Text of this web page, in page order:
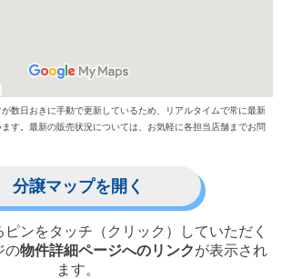
数日おきに手動で更新しているため、リアルタイムで常に最新
す。最新の販売状況については、お気軽に各担当店舗までお問
分譲マップを開く
ンをタッチ（クリック）していただく
の物件詳細ページへのリンクが表示され
ます。